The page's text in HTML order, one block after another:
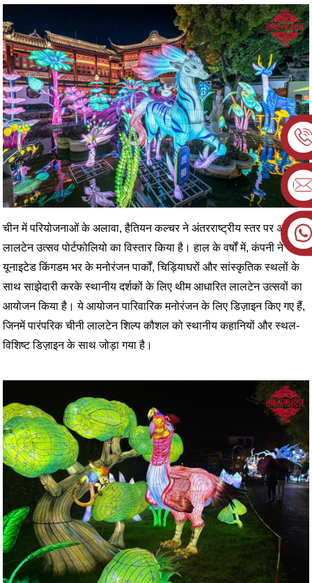
चीन में परियोजनाओं के अलावा, हैतियन कल्चर ने अंतरराष्ट्रीय स्तर पर अपने
लालटेन उत्सव पोर्टफोलियो का विस्तार किया है। हाल के वर्षों में, कंपनी ने
यूनाइटेड किंगडम भर के मनोरंजन पार्कों, चिड़ियाघरों और सांस्कृतिक स्थलों के
साथ साझेदारी करके स्थानीय दर्शकों के लिए थीम आधारित लालटेन उत्सवों का
आयोजन किया है। ये आयोजन पारिवारिक मनोरंजन के लिए डिज़ाइन किए गए हैं,
जिनमें पारंपरिक चीनी लालटेन शिल्प कौशल को स्थानीय कहानियों और स्थल-
विशिष्ट डिज़ाइन के साथ जोड़ा गया है।